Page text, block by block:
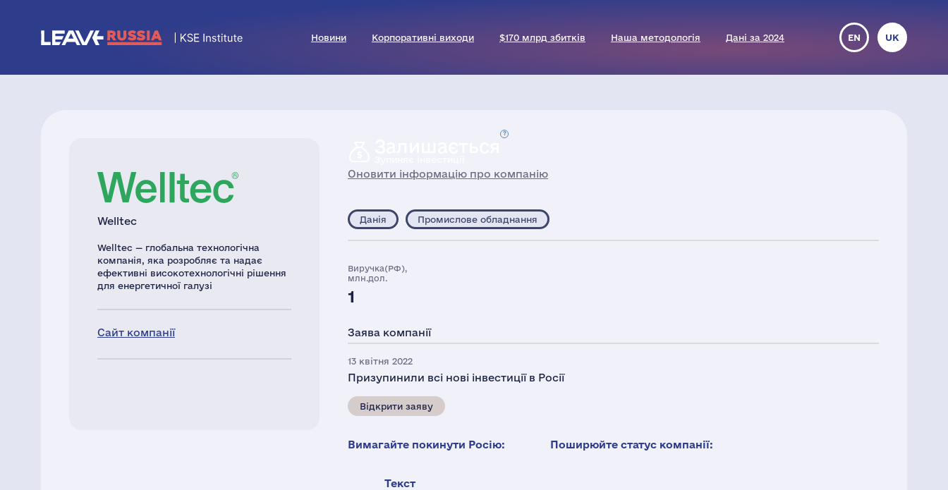
Новини Корпоративні виходи $170 млрд збитків Наша методологія Дані за 2024 EN UK
Welltec
Welltec — глобальна технологічна
компанія, яка розробляє та надає
ефективні високотехнологічні рішення
для енергетичної галузі
Сайт компанії
Оновити інформацію про компанію
Данія Промислове обладнання
Виручка(РФ),
млн.дол.
1
Заява компанії
13 квітня 2022
Призупинили всі нові інвестиції в Росії
Відкрити заяву
Вимагайте покинути Росію:
Текст
Поширюйте статус компанії: